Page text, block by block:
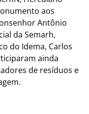
aos
Antônio
da Semarh,
do Idema, Carlos
ainda
de resíduos e